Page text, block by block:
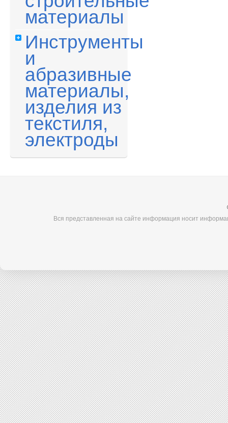
материалы
Инструменты
и
абразивные
материалы,
изделия из
текстиля,
электроды
Вся представленная на сайте информация носит